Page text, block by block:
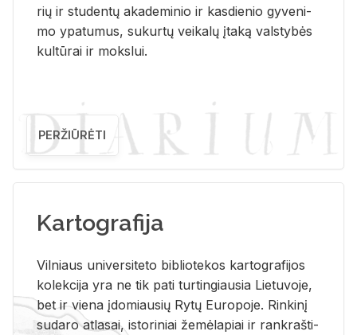
rių ir stu­den­tų aka­de­mi­nio ir kas­die­nio gy­ve­ni­
mo ypa­tu­mus, su­kur­tų vei­ka­lų įta­ką vals­ty­bės
kul­tū­rai ir moks­lui.
PERŽIŪRĖTI
Kartografija
Vil­niaus uni­ver­si­te­to bi­b­lio­te­kos kar­to­gra­fi­jos
ko­lek­ci­ja yra ne tik pati tur­tin­giau­sia Lie­tu­vo­je,
bet ir vie­na įdo­miau­sių Rytų Eu­ro­po­je. Rin­ki­nį
su­da­ro at­la­sai, is­to­ri­niai že­mė­la­piai ir rank­raš­ti­